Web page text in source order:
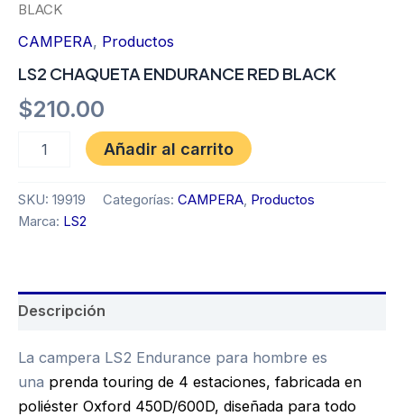
BLACK
CAMPERA, Productos
LS2 CHAQUETA ENDURANCE RED BLACK
$210.00
Añadir al carrito
SKU: 19919 Categorías: CAMPERA, Productos
Marca: LS2
Descripción
La campera LS2 Endurance para hombre es
una prenda touring de 4 estaciones, fabricada en
poliéster Oxford 450D/600D, diseñada para todo